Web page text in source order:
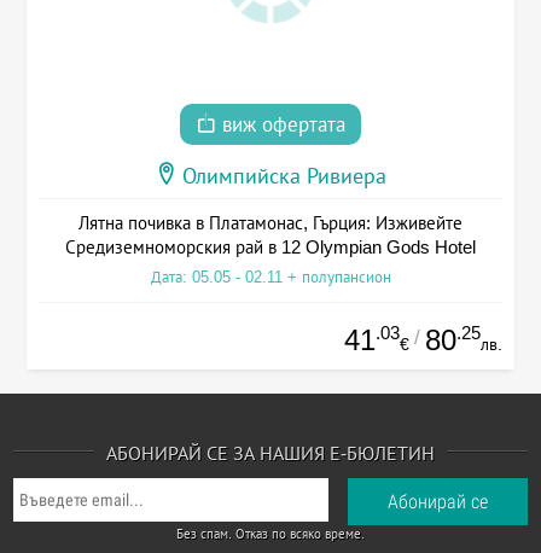
виж офертата
Олимпийска Ривиера
Лятна почивка в Платамонас, Гърция: Изживейте
Средиземноморския рай в 12 Olympian Gods Hotel
Дата: 05.05 - 02.11 + полупансион
41.03
€ / 80.25
лв.
АБОНИРАЙ СЕ ЗА НАШИЯ Е-БЮЛЕТИН
Без спам. Отказ по всяко време.